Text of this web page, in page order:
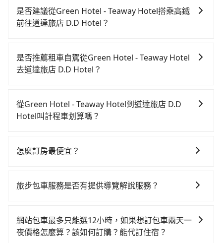
是否建議從Green Hotel - Teaway Hotel搭乘高鐵
前往道達旅店 D.D Hotel？
店 D.D Hotel，高鐵乘坐舒適、較貴、費時！從最早
06:25一直到23:07，台中-台南一天最多有74班次高鐵可
元、車程約25分鐘。抵達高鐵站後，步行進站、現場購
票並於月台排隊的時間約20分鐘，再乘坐36~54分鐘
搭上小黃後約花33分鐘、車費300元後，抵達道達旅店
費為800元。不過，台中市少部分小黃司機不按表收費，
費時1小時59分鐘。選擇搭乘高鐵而不預約包車，不僅每
人至少額外負擔90元車資，而且更會額外浪費9分鐘在轉
是否推薦租車自駕從Green Hotel - Teaway Hotel
去道達旅店 D.D Hotel？
時不需要閉目養神（因為要自己開車），最重要的是你
當天就要來回，那在台中路邊可隨租隨借的iRent應該是
Green Hotel - Teaway Hotel到道達旅店 D.D Hotel的
可能的每小時40元路邊停車費用預估進去，但額外的汽
乘坐體驗較差的車款，如果人數超過四位，更是沒有較
大的七人座或九人座可供選擇，而且無人租車最令人詬
從Green Hotel - Teaway Hotel到道達旅店 D.D
Hotel叫計程車划算嗎？
灣大車隊、Uber、Line Taxi、Yoxi等，如果在路邊攔不
計程車等叫車看看。依照里程跳錶計算，價格約為
約4,140輛，數量約為台中市的50%、密度僅雙北的
4.6%，其叫車的難度是雙北市的20倍。再加上台中市有
怎麼訂房最便宜？
OTA (online travel agent) 來完成，除了可以快速依據
會員或者使用特定的信用卡，還可以累積點數做現金回
饋或未來換取免費的住房。台灣人常用的線上訂房平台
旅步包車服務是否有提供導覽解說服務？
需要導覽服務，可事先透過電子郵件
booking@tripool.app聯繫我們，將有專人協助回覆確
網站包車最多只能選12小時，如果想訂包車兩天一
夜價格怎麼算？該如何訂購？能代訂住宿？